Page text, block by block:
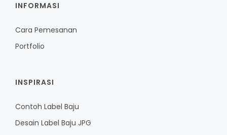
INFORMASI
Cara Pemesanan
Portfolio
INSPIRASI
Contoh Label Baju
Desain Label Baju JPG